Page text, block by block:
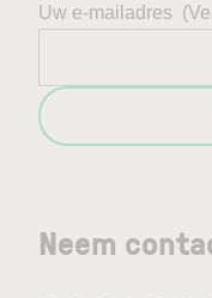
Neem
Uw e-mailadres